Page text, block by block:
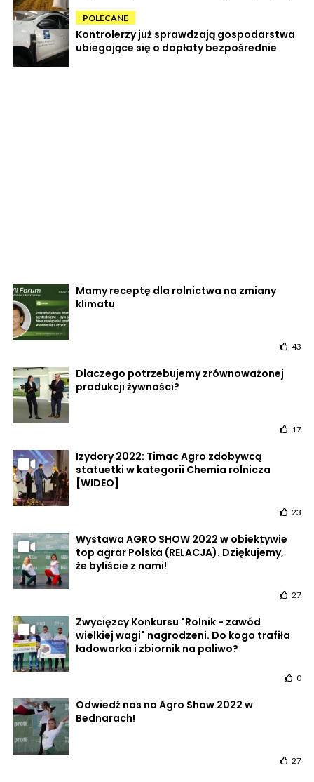
POLECANE
Kontrolerzy już sprawdzają gospodarstwa
ubiegające się o dopłaty bezpośrednie
Mamy receptę dla rolnictwa na zmiany
klimatu
43
Dlaczego potrzebujemy zrównoważonej
produkcji żywności?
17
Izydory 2022: Timac Agro zdobywcą
statuetki w kategorii Chemia rolnicza
[WIDEO]
23
Wystawa AGRO SHOW 2022 w obiektywie
top agrar Polska (RELACJA). Dziękujemy,
że byliście z nami!
27
Zwycięzcy Konkursu "Rolnik - zawód
wielkiej wagi" nagrodzeni. Do kogo trafiła
ładowarka i zbiornik na paliwo?
0
Odwiedź nas na Agro Show 2022 w
Bednarach!
27